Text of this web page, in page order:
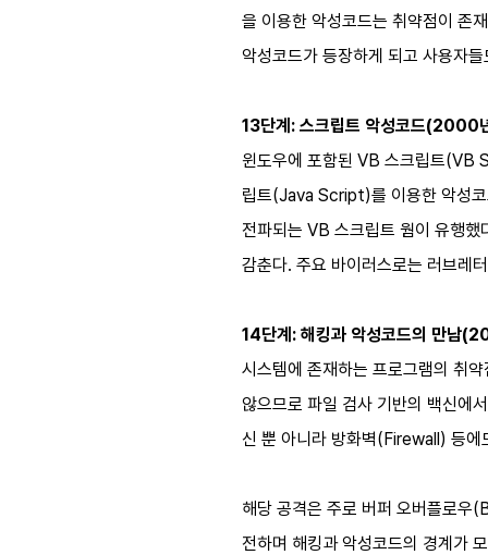
을 이용한 악성코드는 취약점이 존
악성코드가 등장하게 되고 사용자
13단계: 스크립트 악성코드(2000
윈도우에 포함된 VB 스크립트(VB
립트(Java Script)를 이용한 악성
전파되는 VB 스크립트 웜이 유행했
감춘다. 주요 바이러스로는 러브
14단계: 해킹과 악성코드의 만남
시스템에 존재하는 프로그램의 취
않으므로 파일 검사 기반의 백신에
신 뿐 아니라 방화벽(Firewall) 등
해당 공격은 주로 버퍼 오버플로
전하며 해킹과 악성코드의 경계가